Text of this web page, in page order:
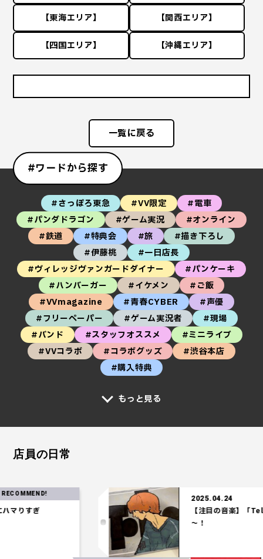
【東海エリア】 【関西エリア】
【四国エリア】 【沖縄エリア】
一覧に戻る
#ワードから探す
#さっぽろ東急 #VV限定
#電車
#パンダドラゴン
#ゲーム実況
#オンライン
#鉄道
#特典会 #旅
#描き下ろし
#伊藤桃
#一日店長
#ヴィレッジヴァンガードダイナー
#パンケーキ
#ハンバーガー
#イケメン
#ご飯
#VVmagazine
#青春CYBER
#声優
#フリーペーパー
#ゲーム実況者
#現場
#バンド
#スタッフオススメ
#ミニライブ
#VVコラボ
#コラボグッズ
#渋谷本店
#購入特典
もっと見る
店員の日常
すぎ
2025.04.24
【注目の音楽】「Tele」
～！